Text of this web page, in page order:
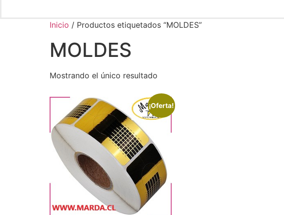
Inicio / Productos etiquetados “MOLDES”
MOLDES
Mostrando el único resultado
¡Oferta!